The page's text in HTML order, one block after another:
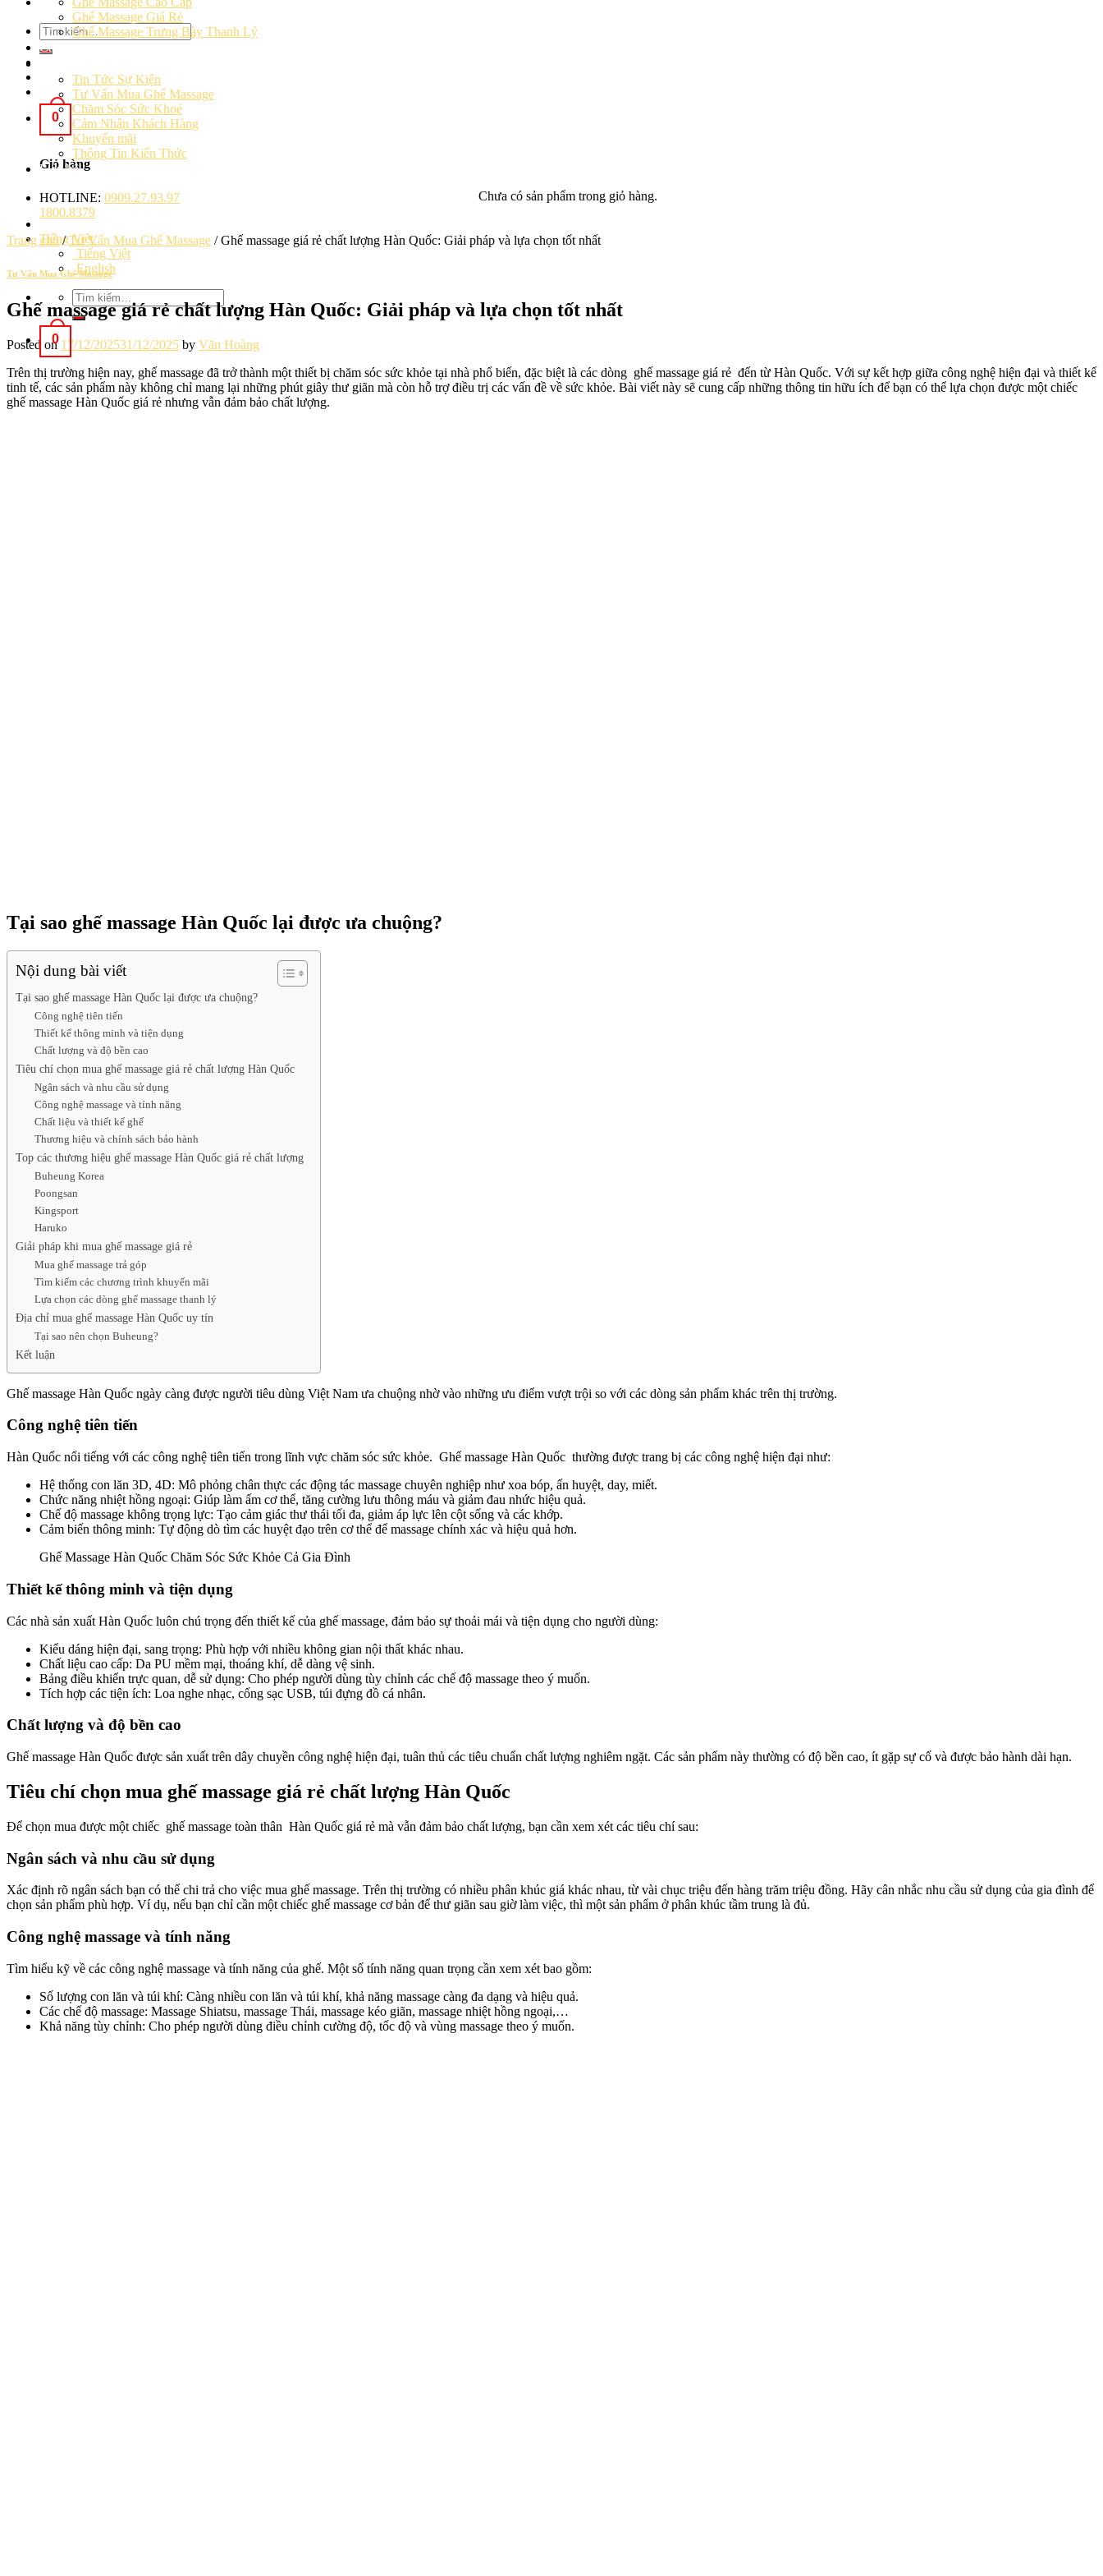
Tìm
kiếm:
0
Giỏ hàng
Chưa có sản phẩm trong giỏ hàng.
Tiếng Việt
Tiếng Việt
English
Tìm
kiếm:
0
Ghế Massage Giá Rẻ
Ghế Massage Trưng Bày Thanh Lý
Cảm Nhận Khách Hàng
Tin Tức Sự Kiện
Tư Vấn Mua Ghế Massage
Chăm Sóc Sức Khoẻ
Cảm Nhận Khách Hàng
Khuyến mãi
Thông Tin Kiến Thức
Liên hệ
HOTLINE: 0909.27.93.97
1800.8379
Trang chủ / Tư Vấn Mua Ghế Massage /Ghế massage giá rẻ chất lượng Hàn Quốc: Giải pháp và lựa chọn tốt nhất
Tư Vấn Mua Ghế Massage
Ghế massage giá rẻ chất lượng Hàn Quốc: Giải pháp và lựa chọn tốt nhất
Posted on17/12/202531/12/2025 by Văn Hoàng
Trên thị trường hiện nay, ghế massage đã trở thành một thiết bị chăm sóc sức khỏe tại nhà phổ biến, đặc biệt là các dòng ghế massage giá rẻ đến từ Hàn Quốc. Với sự kết hợp giữa công nghệ hiện đại và thiết kế
tinh tế, các sản phẩm này không chỉ mang lại những phút giây thư giãn mà còn hỗ trợ điều trị các vấn đề về sức khỏe. Bài viết này sẽ cung cấp những thông tin hữu ích để bạn có thể lựa chọn được một chiếc
ghế massage Hàn Quốc giá rẻ nhưng vẫn đảm bảo chất lượng.
Tại sao ghế massage Hàn Quốc lại được ưa chuộng?
Nội dung bài viết
Tại sao ghế massage Hàn Quốc lại được ưa chuộng?
Công nghệ tiên tiến
Thiết kế thông minh và tiện dụng
Chất lượng và độ bền cao
Tiêu chí chọn mua ghế massage giá rẻ chất lượng Hàn Quốc
Ngân sách và nhu cầu sử dụng
Công nghệ massage và tính năng
Chất liệu và thiết kế ghế
Thương hiệu và chính sách bảo hành
Top các thương hiệu ghế massage Hàn Quốc giá rẻ chất lượng
Buheung Korea
Poongsan
Kingsport
Haruko
Giải pháp khi mua ghế massage giá rẻ
Mua ghế massage trả góp
Tìm kiếm các chương trình khuyến mãi
Lựa chọn các dòng ghế massage thanh lý
Địa chỉ mua ghế massage Hàn Quốc uy tín
Tại sao nên chọn Buheung?
Kết luận
Ghế massage Hàn Quốc ngày càng được người tiêu dùng Việt Nam ưa chuộng nhờ vào những ưu điểm vượt trội so với các dòng sản phẩm khác trên thị trường.
Công nghệ tiên tiến
Hàn Quốc nổi tiếng với các công nghệ tiên tiến trong lĩnh vực chăm sóc sức khỏe. Ghế massage Hàn Quốc thường được trang bị các công nghệ hiện đại như:
Hệ thống con lăn 3D, 4D: Mô phỏng chân thực các động tác massage chuyên nghiệp như xoa bóp, ấn huyệt, day, miết.
Chức năng nhiệt hồng ngoại: Giúp làm ấm cơ thể, tăng cường lưu thông máu và giảm đau nhức hiệu quả.
Chế độ massage không trọng lực: Tạo cảm giác thư thái tối đa, giảm áp lực lên cột sống và các khớp.
Cảm biến thông minh: Tự động dò tìm các huyệt đạo trên cơ thể để massage chính xác và hiệu quả hơn.
Ghế Massage Hàn Quốc Chăm Sóc Sức Khỏe Cả Gia Đình
Thiết kế thông minh và tiện dụng
Các nhà sản xuất Hàn Quốc luôn chú trọng đến thiết kế của ghế massage, đảm bảo sự thoải mái và tiện dụng cho người dùng:
Kiểu dáng hiện đại, sang trọng: Phù hợp với nhiều không gian nội thất khác nhau.
Chất liệu cao cấp: Da PU mềm mại, thoáng khí, dễ dàng vệ sinh.
Bảng điều khiển trực quan, dễ sử dụng: Cho phép người dùng tùy chỉnh các chế độ massage theo ý muốn.
Tích hợp các tiện ích: Loa nghe nhạc, cổng sạc USB, túi đựng đồ cá nhân.
Chất lượng và độ bền cao
Ghế massage Hàn Quốc được sản xuất trên dây chuyền công nghệ hiện đại, tuân thủ các tiêu chuẩn chất lượng nghiêm ngặt. Các sản phẩm này thường có độ bền cao, ít gặp sự cố và được bảo hành dài hạn.
Tiêu chí chọn mua ghế massage giá rẻ chất lượng Hàn Quốc
Để chọn mua được một chiếc ghế massage toàn thân Hàn Quốc giá rẻ mà vẫn đảm bảo chất lượng, bạn cần xem xét các tiêu chí sau:
Ngân sách và nhu cầu sử dụng
Xác định rõ ngân sách bạn có thể chi trả cho việc mua ghế massage. Trên thị trường có nhiều phân khúc giá khác nhau, từ vài chục triệu đến hàng trăm triệu đồng. Hãy cân nhắc nhu cầu sử dụng của gia đình để
chọn sản phẩm phù hợp. Ví dụ, nếu bạn chỉ cần một chiếc ghế massage cơ bản để thư giãn sau giờ làm việc, thì một sản phẩm ở phân khúc tầm trung là đủ.
Công nghệ massage và tính năng
Tìm hiểu kỹ về các công nghệ massage và tính năng của ghế. Một số tính năng quan trọng cần xem xét bao gồm:
Số lượng con lăn và túi khí: Càng nhiều con lăn và túi khí, khả năng massage càng đa dạng và hiệu quả.
Các chế độ massage: Massage Shiatsu, massage Thái, massage kéo giãn, massage nhiệt hồng ngoại,…
Khả năng tùy chỉnh: Cho phép người dùng điều chỉnh cường độ, tốc độ và vùng massage theo ý muốn.